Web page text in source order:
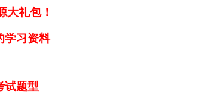
大礼包！
学习资料
试题型